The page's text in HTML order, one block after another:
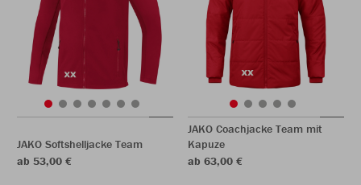
JAKO Softshelljacke Team
ab 53,00 €
JAKO Coachjacke Team mit
Kapuze
ab 63,00 €